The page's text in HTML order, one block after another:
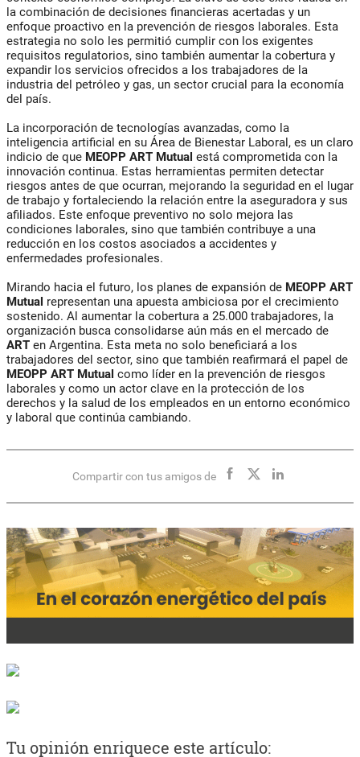
la combinación de decisiones financieras acertadas y un
enfoque proactivo en la prevención de riesgos laborales. Esta
estrategia no solo les permitió cumplir con los exigentes
requisitos regulatorios, sino también aumentar la cobertura y
expandir los servicios ofrecidos a los trabajadores de la
industria del petróleo y gas, un sector crucial para la economía
del país.
La incorporación de tecnologías avanzadas, como la
inteligencia artificial en su Área de Bienestar Laboral, es un claro
indicio de que MEOPP ART Mutual está comprometida con la
innovación continua. Estas herramientas permiten detectar
riesgos antes de que ocurran, mejorando la seguridad en el lugar
de trabajo y fortaleciendo la relación entre la aseguradora y sus
afiliados. Este enfoque preventivo no solo mejora las
condiciones laborales, sino que también contribuye a una
reducción en los costos asociados a accidentes y
enfermedades profesionales.
Mirando hacia el futuro, los planes de expansión de MEOPP ART
Mutual representan una apuesta ambiciosa por el crecimiento
sostenido. Al aumentar la cobertura a 25.000 trabajadores, la
organización busca consolidarse aún más en el mercado de
ART en Argentina. Esta meta no solo beneficiará a los
trabajadores del sector, sino que también reafirmará el papel de
MEOPP ART Mutual como líder en la prevención de riesgos
laborales y como un actor clave en la protección de los
derechos y la salud de los empleados en un entorno económico
y laboral que continúa cambiando.
Compartir con tus amigos de
Tu opinión enriquece este artículo: